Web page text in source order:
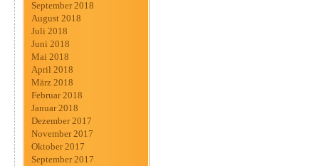
September 2018
August 2018
Juli 2018
Juni 2018
Mai 2018
April 2018
März 2018
Februar 2018
Januar 2018
Dezember 2017
November 2017
Oktober 2017
September 2017